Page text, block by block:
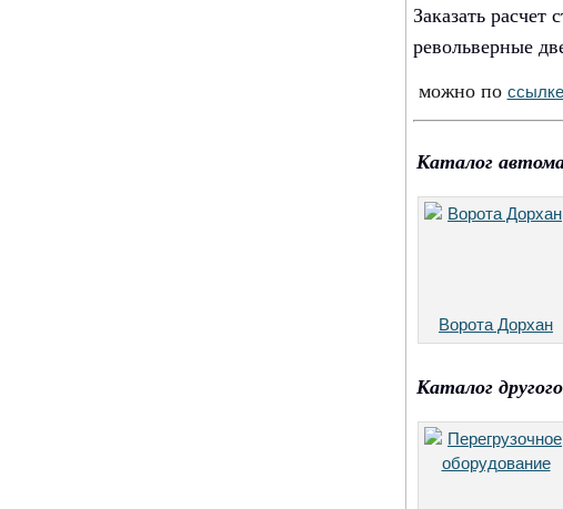
Заказать
револьверные
можно по ссылке
Каталог
Ворота Дорхан
Каталог